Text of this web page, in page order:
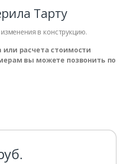
Тарту
в конструкцию.
расчета стоимости
вы можете позвонить по